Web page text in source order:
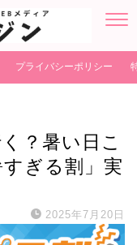
プライバシーポリシー
？暑い日こ
ぎる割」実
2025年7月20日